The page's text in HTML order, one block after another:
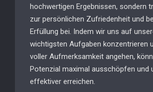
hochwertigen Ergebnissen, sondern
zur persönlichen Zufriedenheit und
Erfüllung bei. Indem wir uns auf
wichtigsten Aufgaben konzentrieren
voller Aufmerksamkeit angehen,
Potenzial maximal ausschöpfen und
effektiver erreichen.